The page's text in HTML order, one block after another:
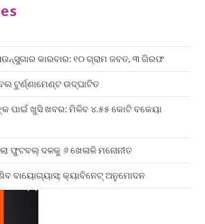
କାରବାର: ୧୦ ଗ୍ରାମ ଜବତ, ୩ ଗିରଫ
ଟୁର୍ଣ୍ଣାମେଣ୍ଟ ଉଦ୍ଘାଟିତ
ପାଇଁ ଖୁସି ଖବର: ମିଳିବ ୪.୫୫ କୋଟି ବକେୟା
ଫୁଟବଲ୍ ଦଳକୁ ୬ ଖେଳାଳି ମନୋନୀତ
ବାୟୋଗ୍ୟାସ୍: କ୍ୟାବିନେଟ୍ ଅନୁମୋଦନ
×